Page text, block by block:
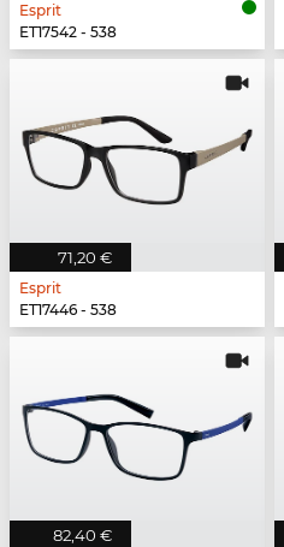
Esprit
ET17542 - 538
71,20 €
Esprit
ET17446 - 538
82,40 €